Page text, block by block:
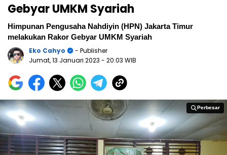
Gebyar UMKM Syariah
Himpunan Pengusaha Nahdiyin (HPN) Jakarta Timur
melakukan Rakor Gebyar UMKM Syariah
Eko Cahyo
- Publisher
Jumat, 13 Januari 2023 - 20:03 WIB
Perbesar
Perbesar